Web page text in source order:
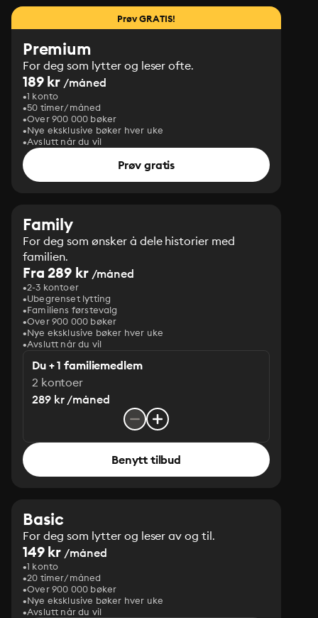
Prøv GRATIS!
Premium
For deg som lytter og leser ofte.
189 kr /måned
1 konto
50 timer/måned
Over 900 000 bøker
Nye eksklusive bøker hver uke
Avslutt når du vil
Prøv gratis
Family
For deg som ønsker å dele historier med
familien.
Fra 289 kr/måned
2-3 kontoer
Ubegrenset lytting
Familiens førstevalg
Over 900 000 bøker
Nye eksklusive bøker hver uke
Avslutt når du vil
Du + 1 familiemedlem
2 kontoer
289 kr /måned
Benytt tilbud
Basic
For deg som lytter og leser av og til.
149 kr /måned
1 konto
20 timer/måned
Over 900 000 bøker
Nye eksklusive bøker hver uke
Avslutt når du vil